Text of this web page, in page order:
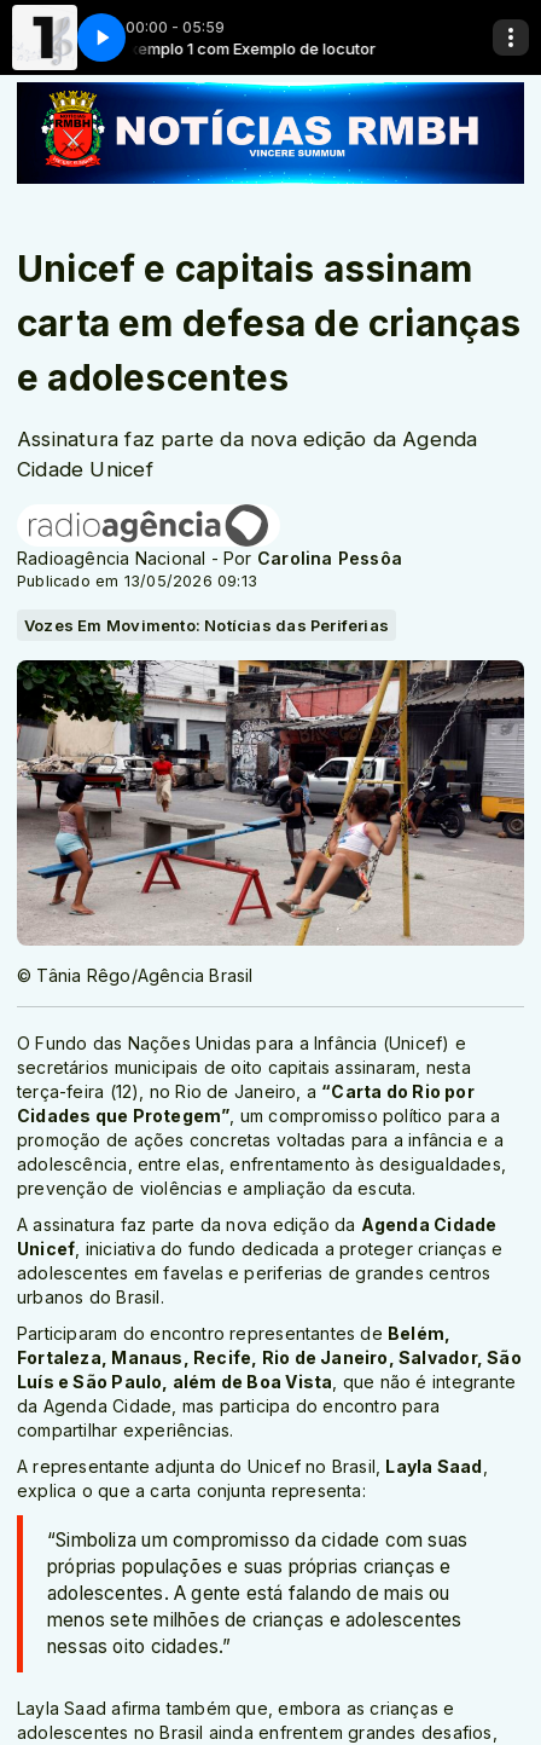
00:00 - 05:59
Exemplo 1 com Exemplo de locutor
Unicef e capitais assinam
carta em defesa de crianças
e adolescentes
Assinatura faz parte da nova edição da Agenda
Cidade Unicef
Radioagência Nacional - Por Carolina Pessôa
Publicado em 13/05/2026 09:13
Vozes Em Movimento: Notícias das Periferias
© Tânia Rêgo/Agência Brasil
O Fundo das Nações Unidas para a Infância (Unicef) e
secretários municipais de oito capitais assinaram, nesta
terça-feira (12), no Rio de Janeiro, a “Carta do Rio por
Cidades que Protegem” , um compromisso político para a
promoção de ações concretas voltadas para a infância e a
adolescência, entre elas, enfrentamento às desigualdades,
prevenção de violências e ampliação da escuta.
A assinatura faz parte da nova edição da Agenda Cidade
Unicef , iniciativa do fundo dedicada a proteger crianças e
adolescentes em favelas e periferias de grandes centros
urbanos do Brasil.
Participaram do encontro representantes de Belém,
Fortaleza, Manaus, Recife, Rio de Janeiro, Salvador, São
Luís e São Paulo, além de Boa Vista , que não é integrante
da Agenda Cidade, mas participa do encontro para
compartilhar experiências.
A representante adjunta do Unicef no Brasil, Layla Saad
explica o que a carta conjunta representa:
“Simboliza um compromisso da cidade com suas
próprias populações e suas próprias crianças e
adolescentes. A gente está falando de mais ou
menos sete milhões de crianças e adolescentes
nessas oito cidades.”
Layla Saad afirma também que, embora as crianças e
adolescentes no Brasil ainda enfrentem grandes desafios,